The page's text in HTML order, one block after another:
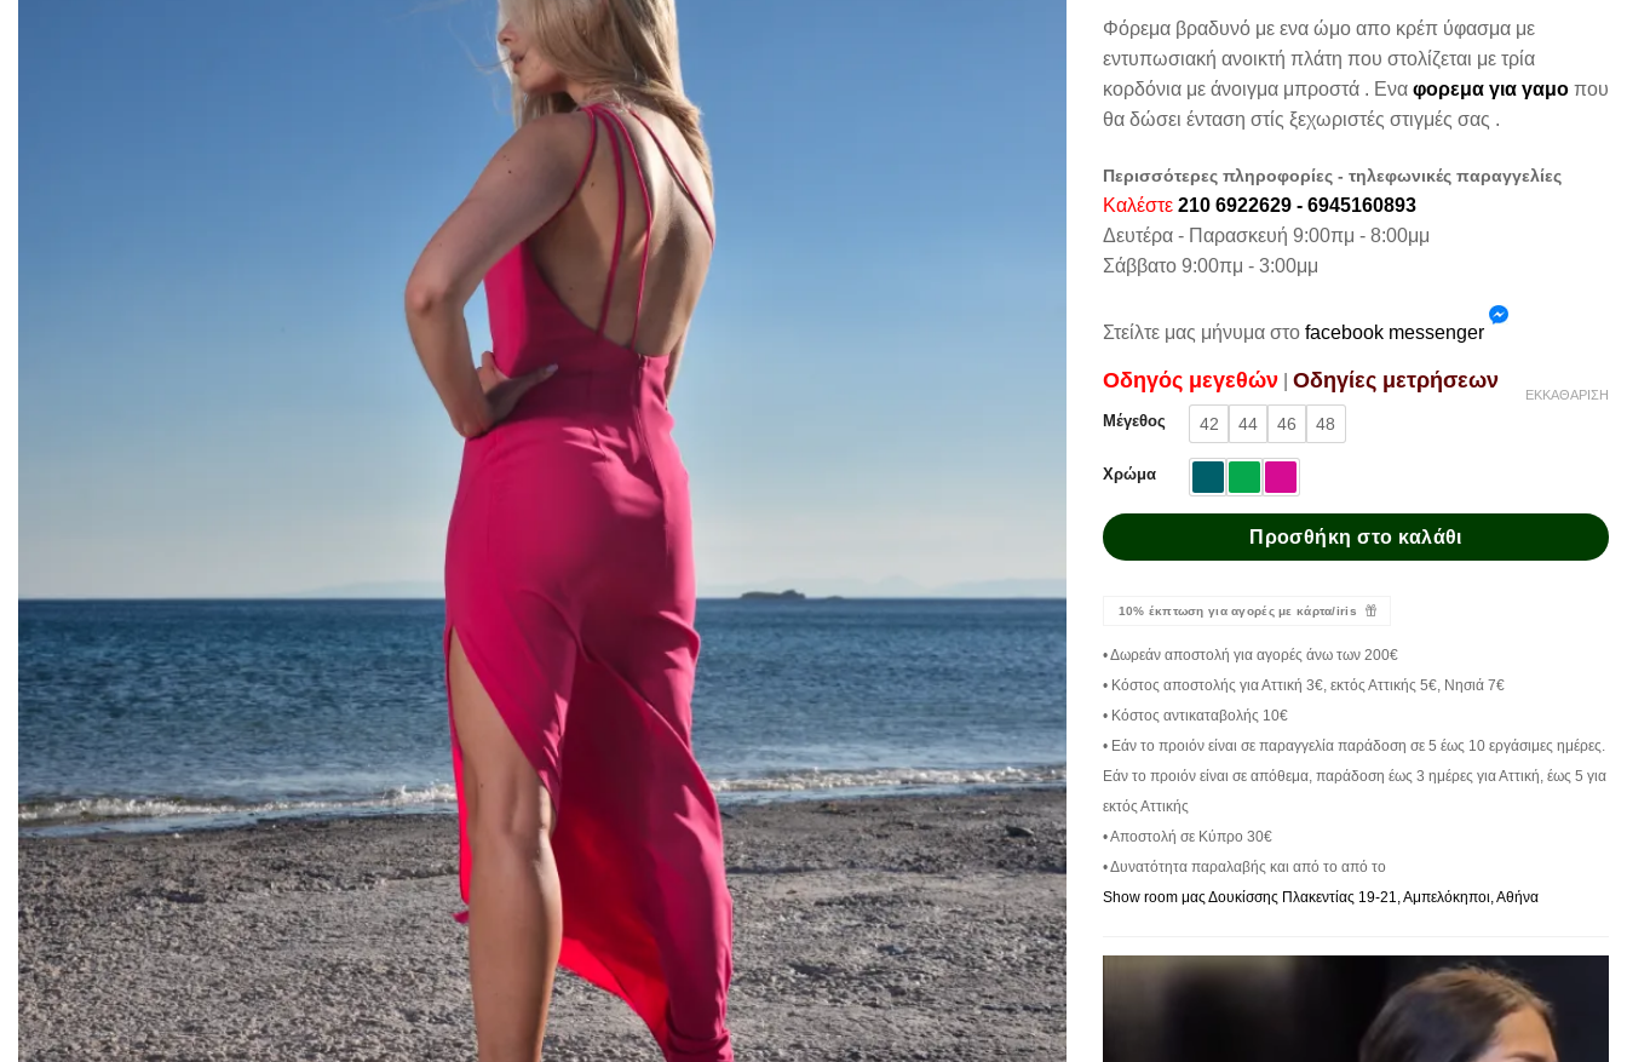
Φόρεμα βραδυνό με ενα ώμο απο κρέπ ύφασμα με
εντυπωσιακή ανοικτή πλάτη που στολίζεται με τρία
κορδόνια με άνοιγμα μπροστά . Ενα φορεμα για γαμο που
θα δώσει ένταση στίς ξεχωριστές στιγμές σας .
Περισσότερες πληροφορίες - τηλεφωνικές παραγγελίες
Καλέστε 210 6922629 - 6945160893
Δευτέρα - Παρασκευή 9:00πμ - 8:00μμ
Σάββατο 9:00πμ - 3:00μμ
Στείλτε μας μήνυμα στο facebook messenger
Oδηγός μεγεθών Oδηγίες μετρήσεων
Μέγεθος 42 44 46 48
Χρώμα
ΕΚΚΑΘΆΡΙΣΗ
Προσθήκη στο καλάθι
10% έκπτωση για αγορές με κάρτα/iris
• Δωρεάν αποστολή για αγορές άνω των 200€
• Κόστος αποστολής για Αττική 3€, εκτός Αττικής 5€, Νησιά 7€
• Κόστος αντικαταβολής 10€
• Εάν το προιόν είναι σε παραγγελία παράδοση σε 5 έως 10 εργάσιμες ημέρες.
Εάν το προιόν είναι σε απόθεμα, παράδοση έως 3 ημέρες για Αττική, έως 5 για
εκτός Αττικής
• Αποστολή σε Κύπρο 30€
• Δυνατότητα παραλαβής και από το από το
Show room μας Δουκίσσης Πλακεντίας 19-21, Αμπελόκηποι, Αθήνα